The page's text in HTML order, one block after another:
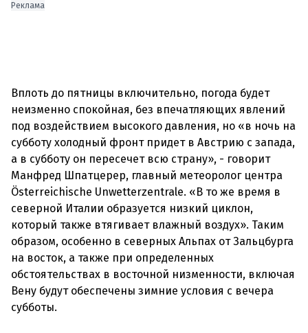
Реклама
Вплоть до пятницы включительно, погода будет
неизменно спокойная, без впечатляющих явлений
под воздействием высокого давления, но «в ночь на
субботу холодный фронт придет в Австрию с запада,
а в субботу он пересечет всю страну», - говорит
Манфред Шпатцерер, главный метеоролог центра
Österreichische Unwetterzentrale. «В то же время в
северной Италии образуется низкий циклон,
который также втягивает влажный воздух». Таким
образом, особенно в северных Альпах от Зальцбурга
на восток, а также при определенных
обстоятельствах в восточной низменности, включая
Вену будут обеспечены зимние условия с вечера
субботы.